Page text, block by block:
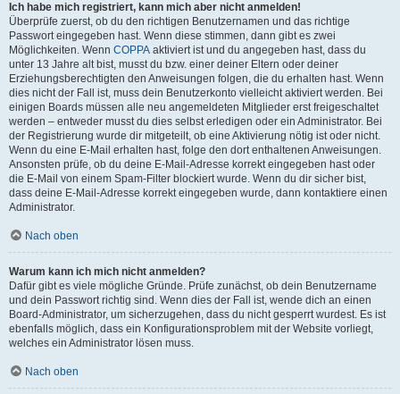
Ich habe mich registriert, kann mich aber nicht anmelden!
Überprüfe zuerst, ob du den richtigen Benutzernamen und das richtige
Passwort eingegeben hast. Wenn diese stimmen, dann gibt es zwei
Möglichkeiten. Wenn COPPA aktiviert ist und du angegeben hast, dass du
unter 13 Jahre alt bist, musst du bzw. einer deiner Eltern oder deiner
Erziehungsberechtigten den Anweisungen folgen, die du erhalten hast. Wenn
dies nicht der Fall ist, muss dein Benutzerkonto vielleicht aktiviert werden. Bei
einigen Boards müssen alle neu angemeldeten Mitglieder erst freigeschaltet
werden – entweder musst du dies selbst erledigen oder ein Administrator. Bei
der Registrierung wurde dir mitgeteilt, ob eine Aktivierung nötig ist oder nicht.
Wenn du eine E-Mail erhalten hast, folge den dort enthaltenen Anweisungen.
Ansonsten prüfe, ob du deine E-Mail-Adresse korrekt eingegeben hast oder
die E-Mail von einem Spam-Filter blockiert wurde. Wenn du dir sicher bist,
dass deine E-Mail-Adresse korrekt eingegeben wurde, dann kontaktiere einen
Administrator.
Nach oben
Warum kann ich mich nicht anmelden?
Dafür gibt es viele mögliche Gründe. Prüfe zunächst, ob dein Benutzername
und dein Passwort richtig sind. Wenn dies der Fall ist, wende dich an einen
Board-Administrator, um sicherzugehen, dass du nicht gesperrt wurdest. Es ist
ebenfalls möglich, dass ein Konfigurationsproblem mit der Website vorliegt,
welches ein Administrator lösen muss.
Nach oben